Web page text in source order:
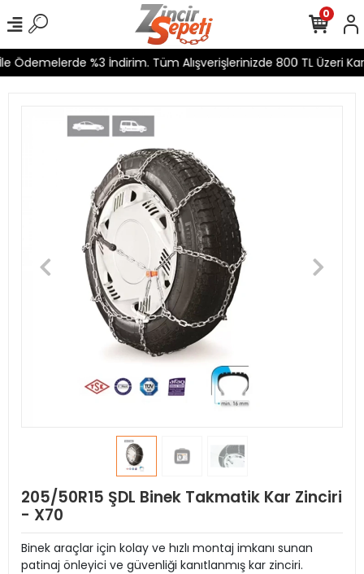
Ödemelerde %3 İndirim. Tüm Alışverişlerinizde 800 TL Üzeri
0
205/50R15 ŞDL Binek Takmatik Kar Zinciri
- X70
Binek araçlar için kolay ve hızlı montaj imkanı sunan
patinaj önleyici ve güvenliği kanıtlanmış kar zinciri.